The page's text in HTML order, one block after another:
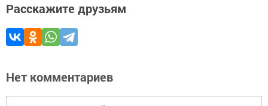
Расскажите друзьям
Нет комментариев